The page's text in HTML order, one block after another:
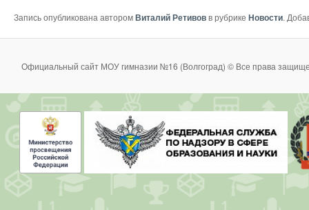
Запись опубликована авторомВиталий Ретивовв рубрике Новости.
Официальный сайт МОУ гимназии №16 (Волгоград) © Все права